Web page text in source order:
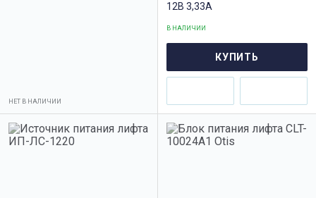
НЕТ В НАЛИЧИИ
12В 3,33А
В НАЛИЧИИ
КУПИТЬ